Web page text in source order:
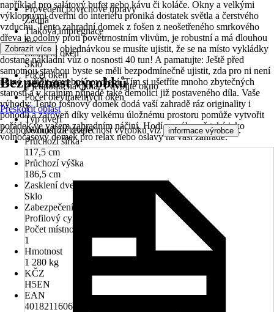
Provedení povrchové úpravy
Žádná
Tlaková impregnace
Ne
Zasklení oken
Sklo
Počet oken
2 jednoduchá okna, 1 dvojité okno
Počet otevíratelných oken
3
Typ dveří
Dvoukřídlé dveře
Průchozí šířka
117,5 cm
Průchozí výška
186,5 cm
Zasklení dveří
Sklo
Zabezpečení
Profilový cylindrický zámek
Počet místností
1
Hmotnost
1 280 kg
KČZ
H5EN
EAN
4018211606016
například pro salátový bufet nebo kávu či koláče. Okny a velkými
výklopnými dveřmi do interiéru proniká dostatek světla a čerstvého
vzduchu. Tento zahradní domek z fošen z neošetřeného smrkového
dřeva je odolný proti povětrnostním vlivům, je robustní a má dlouhou
životnost. Před objednávkou se musíte ujistit, že se na místo vykládky
dostane nákladní vůz o nosnosti 40 tun! A pamatujte: Ještě před
samotnou stavbou byste se měli bezpodmínečně ujistit, zda pro ni není
nutné vyřídit stavební povolení. Tím si ušetříte mnoho zbytečných
starostí a v krajním případě také demolici již postaveného díla. Vaše
výhody: Tento fošnový domek dodá vaší zahradě ráz originality i
pohodlí a zároveň díky velkému úložnému prostoru pomůže vytvořit
pořádek ve vašem zahradním náčiní. Hodí se výborně také jako
volnočasový domek pro relax nebo oslavy na vaší zahradě.
Zobrazit více
Bezpečnost výrobků
Přeskočit oblast
Zodpovědnost za bezpečnost výrobku viz informace výrobce .